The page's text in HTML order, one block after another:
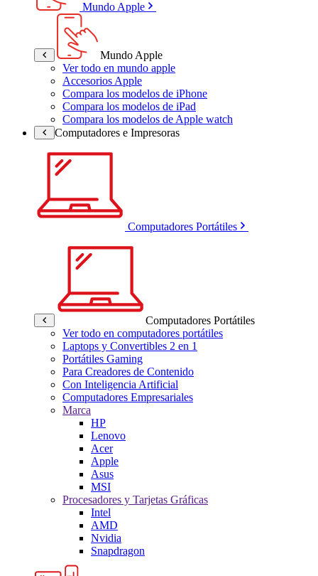
Mundo Apple
Mundo Apple
Ver todo en mundo apple
Accesorios Apple
Compara los modelos de iPhone
Compara los modelos de iPad
Compara los modelos de Apple watch
Computadores e Impresoras
Computadores Portátiles
Computadores Portátiles
Ver todo en computadores portátiles
Laptops y Convertibles 2 en 1
Portátiles Gaming
Para Creadores de Contenido
Con Inteligencia Artificial
Computadores Empresariales
Marca
HP
Lenovo
Acer
Apple
Asus
MSI
Procesadores y Tarjetas Gráficas
Intel
AMD
Nvidia
Snapdragon